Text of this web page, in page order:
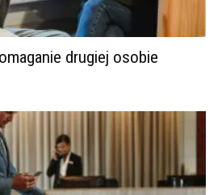
drugiej osobie